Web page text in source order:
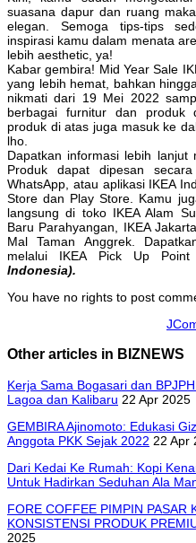
suasana dapur dan ruang
elegan. Semoga tips-tips
inspirasi kamu dalam menata
lebih aesthetic, ya!
Kabar gembira! Mid Year Sale
yang lebih hemat, bahkan
nikmati dari 19 Mei 2022
berbagai furnitur dan produk
produk di atas juga masuk ke
lho.
Dapatkan informasi lebih lanjut
Produk dapat dipesan
WhatsApp, atau aplikasi IKEA
Store dan Play Store. Kamu
langsung di toko IKEA Alam
Baru Parahyangan, IKEA
Mal Taman Anggrek.
melalui IKEA Pick Up Point
Indonesia).
You have no rights to post
Other articles in BIZNEWS
Kerja Sama Bogasari dan
Lagoa dan Kalibaru 22 Apr 2025
GEMBIRA Ajinomoto: Edukasi
Anggota PKK Sejak 2022 22 Apr
Dari Kedai Ke Rumah: Kopi
Untuk Hadirkan Seduhan Ala
FORE COFFEE PIMPIN PASAR
KONSISTENSI PRODUK
2025